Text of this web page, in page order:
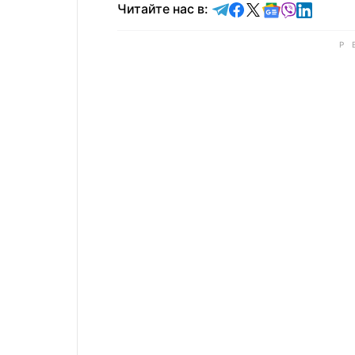
Читайте нас в: Читайте в Telegram
Читайте в
Читайте в X
Читайте в
Читайте